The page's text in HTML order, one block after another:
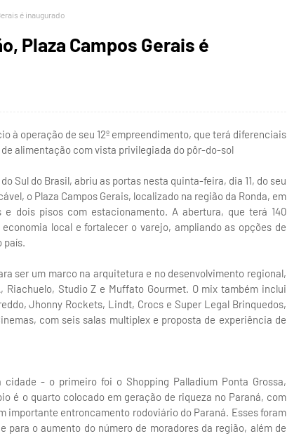
é inaugurado
Plaza Campos Gerais é
à operação de seu 12º empreendimento, que terá diferenciais
alimentação com vista privilegiada do pôr-do-sol
Sul do Brasil, abriu as portas nesta quinta-feira, dia 11, do seu
o Plaza Campos Gerais, localizado na região da Ronda, em
e dois pisos com estacionamento. A abertura, que terá 140
local e fortalecer o varejo, ampliando as opções de
país.
ser um marco na arquitetura e no desenvolvimento regional,
Studio Z e Muffato Gourmet. O mix também inclui
Jhonny Rockets, Lindt, Crocs e Super Legal Brinquedos,
com seis salas multiplex e proposta de experiência de
- o primeiro foi o Shopping Palladium Ponta Grossa,
é o quarto colocado em geração de riqueza no Paraná, com
importante entroncamento rodoviário do Paraná. Esses foram
o aumento do número de moradores da região, além de